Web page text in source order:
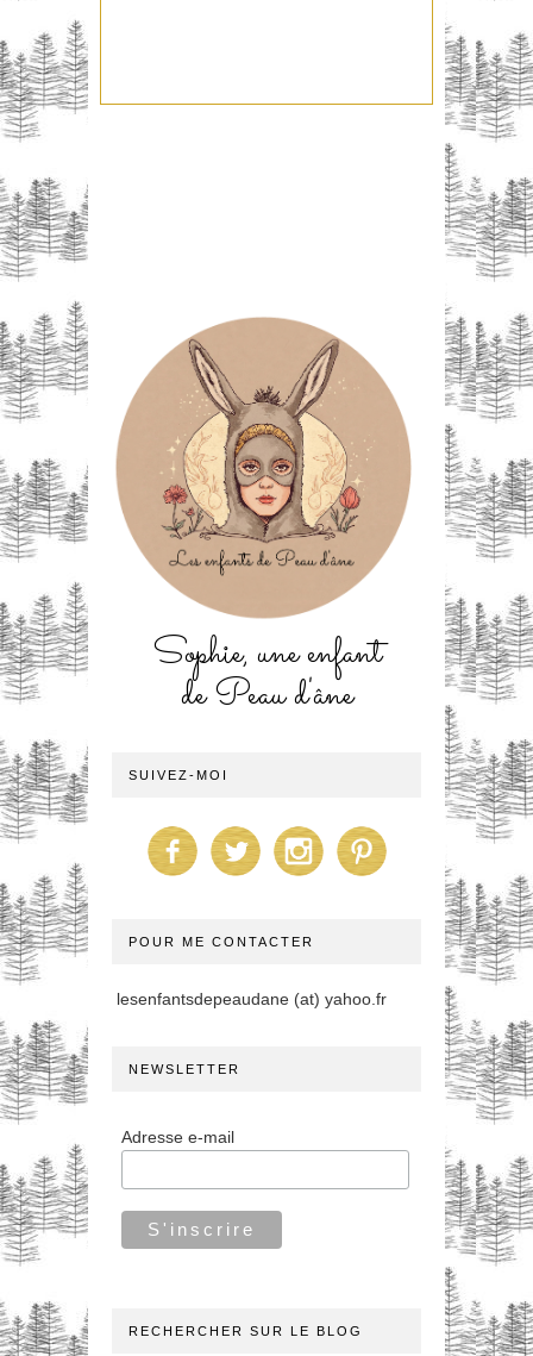
Sophie, une enfant
de Peau d'âne
SUIVEZ-MOI
POUR ME CONTACTER
lesenfantsdepeaudane (at) yahoo.fr
NEWSLETTER
Adresse e-mail
RECHERCHER SUR LE BLOG